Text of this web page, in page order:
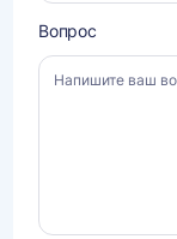
Вопрос